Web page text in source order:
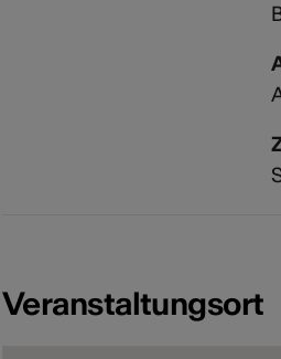
Veranstaltungsort